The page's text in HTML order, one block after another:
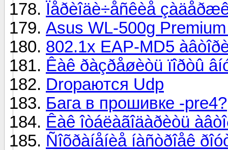
Ïåðèîäè÷åñêèå
Asus WL-500g
802.1x EAP-MD5
Êàê ðàçðåøèòü ïîðòû
Dropаются Udp
Бага в прошивке -pre4?
Êàê îòáëàãîäàðèòü
Ñîõðàíåíèå íàñòðîåê